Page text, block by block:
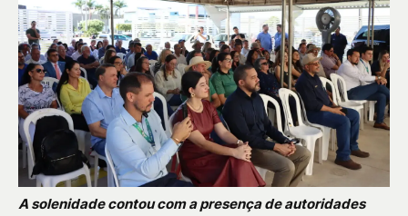
A solenidade contou com a presença de autoridades